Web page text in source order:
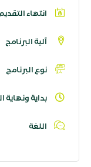
انتهاء التقديم
آلية البرنامج
نوع البرنامج
بداية ونهاية
اللغة